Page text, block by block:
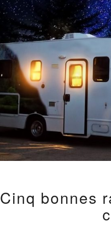
Cinq bonnes